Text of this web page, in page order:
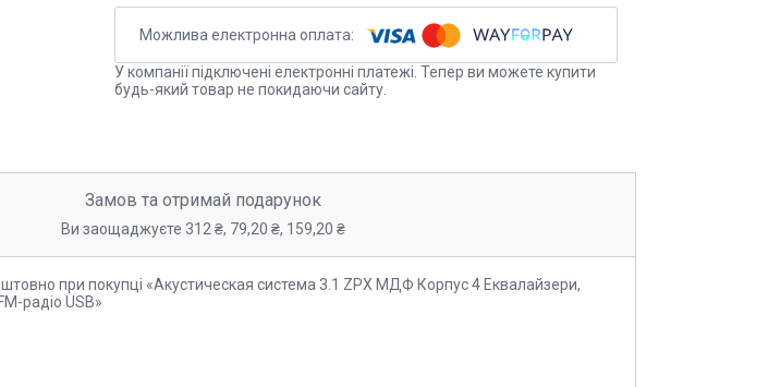
У компанії підключені електронні платежі. Тепер ви можете купити
будь-який товар не покидаючи сайту.
Замов та отримай подарунок
Ви заощаджуєте 312 ₴, 79,20 ₴, 159,20 ₴
при покупці «Акустическая система 3.1 ZPX МДФ Корпус 4 Еквалайзери,
радіо USB»